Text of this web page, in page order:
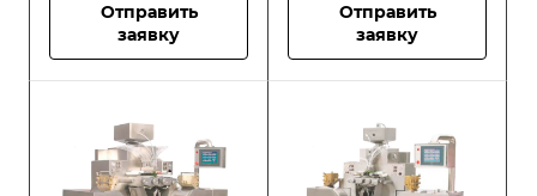
Отправить
заявку
Отправить
заявку